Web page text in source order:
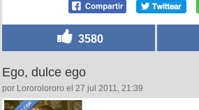
3580
Ego, dulce ego
por Lororolororo el 27 jul 2011, 21:39